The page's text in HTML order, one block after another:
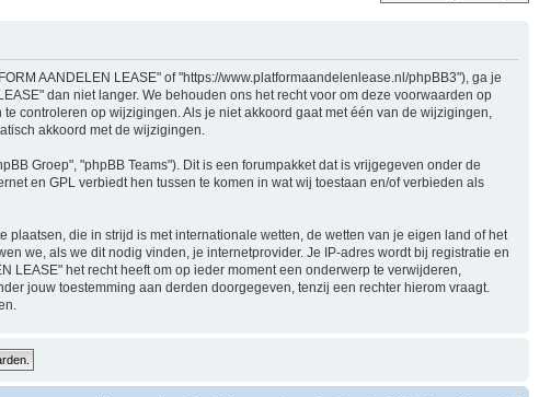
AANDELEN LEASE" of "https://www.platformaandelenlease.nl/phpBB3"), ga je
dan niet langer. We behouden ons het recht voor om deze voorwaarden op
controleren op wijzigingen. Als je niet akkoord gaat met één van de wijzigingen,
akkoord met de wijzigingen.
Groep", "phpBB Teams"). Dit is een forumpakket dat is vrijgegeven onder de
en GPL verbiedt hen tussen te komen in wat wij toestaan en/of verbieden als
die in strijd is met internationale wetten, de wetten van je eigen land of het
we, als we dit nodig vinden, je internetprovider. Je IP-adres wordt bij registratie en
LEASE" het recht heeft om op ieder moment een onderwerp te verwijderen,
jouw toestemming aan derden doorgegeven, tenzij een rechter hierom vraagt.